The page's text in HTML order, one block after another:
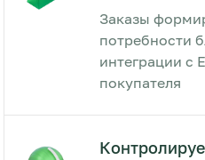
Заказы
потребности
интеграции с
покупателя